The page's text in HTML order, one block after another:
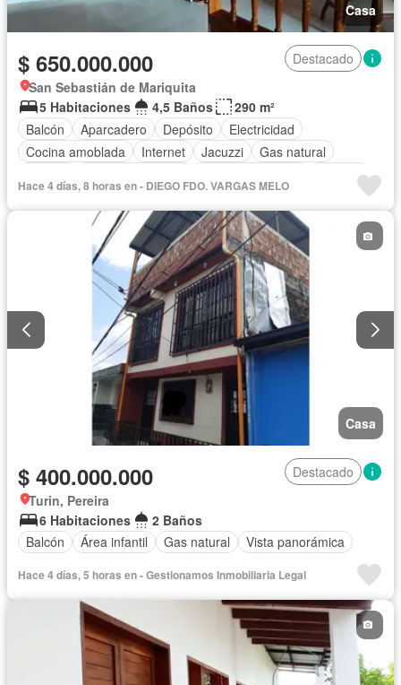
Casa
$ 650.000.000
Destacado
San Sebastián de Mariquita
5 Habitaciones
4,5 Baños
290 m²
Balcón
Aparcadero Depósito
Electricidad
Cocina amoblada
Internet Jacuzzi
Gas natural
Terraza
Agua
Tanque de agua
Patio
Acceso para personas con discapacidad
Jardín Estudio
Hace 4 días, 8 horas en - DIEGO FDO. VARGAS MELO
Casa
$ 400.000.000
Destacado
Turin, Pereira
6 Habitaciones
2 Baños
Balcón
Área infantil Gas natural Vista panorámica
Hace 4 días, 5 horas en - Gestionamos Inmobiliaria Legal